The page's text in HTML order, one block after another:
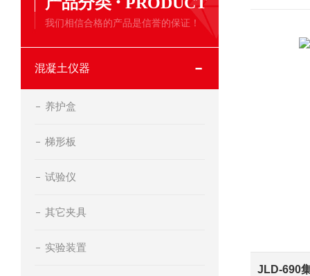
我们相信合格的产品是信誉的保证！
混凝土仪器
养护盒
梯形板
试验仪
其它夹具
实验装置
JLD-690